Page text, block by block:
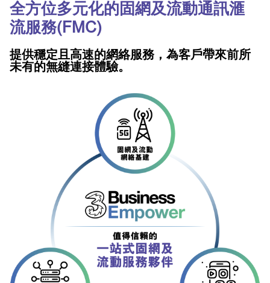
全方位多元化的固網及流動通訊滙
流服務(FMC)
提供穩定且高速的網絡服務，為客戶帶來前所
未有的無縫連接體驗。